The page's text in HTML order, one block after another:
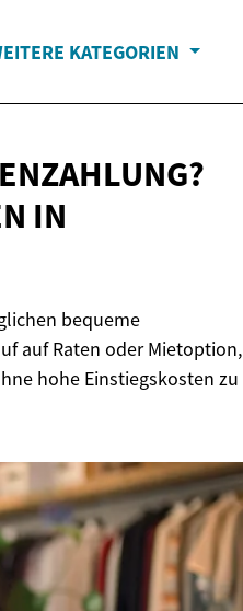
KATEGORIEN
IN
bequeme
auf Raten oder Mietoption,
hohe Einstiegskosten zu